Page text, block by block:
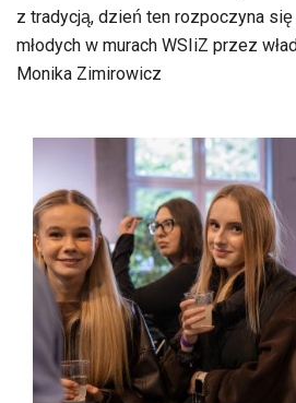
z tradycją, dzień ten rozpoczyna
młodych w murach WSIiZ przez
Monika Zimirowicz